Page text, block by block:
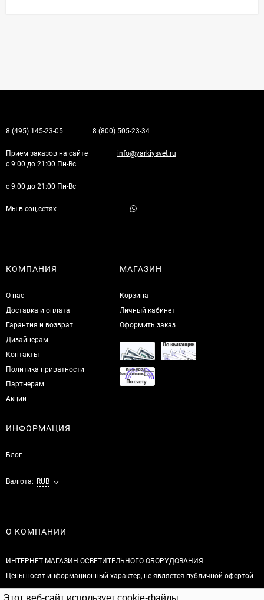
Этот веб-сайт использует cookie-файлы.
8 (495) 145-23-05 8 (800) 505-23-34
Прием заказов на сайте
с 9:00 до 21:00 Пн-Вс
info@yarkiysvet.ru
с 9:00 до 21:00 Пн-Вс
Мы в соц.сетях
КОМПАНИЯ
О нас
Доставка и оплата
Гарантия и возврат
Дизайнерам
Контакты
Политика приватности
Партнерам
Акции
МАГАЗИН
Корзина
Личный кабинет
Оформить заказ
ИНФОРМАЦИЯ
Блог
Валюта: RUB
О КОМПАНИИ
ИНТЕРНЕТ МАГАЗИН ОСВЕТИТЕЛЬНОГО ОБОРУДОВАНИЯ
Цены носят информационный характер, не является публичной офертой